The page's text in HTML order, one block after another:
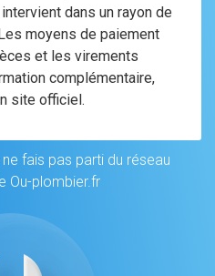
dans un rayon de
moyens de paiement
et les virements
complémentaire,
site officiel.
fais pas parti du réseau
Ou-plombier.fr